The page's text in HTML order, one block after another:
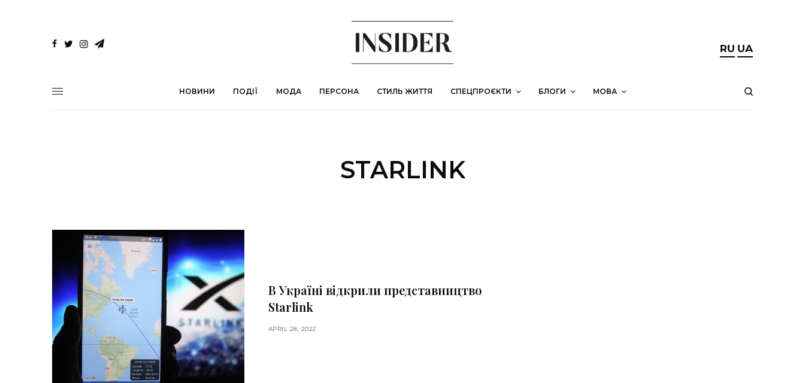
RU UA
НОВИНИ ПОДІЇ МОДА ПЕРСОНА СТИЛЬ ЖИТТЯ СПЕЦПРОЄКТИ БЛОГИ МОВА
STARLINK
В Україні відкрили представництво
Starlink
APRIL 28, 2022